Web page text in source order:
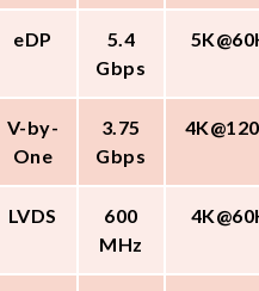
eDP
5.4
Gbps
V-by-
One
3.75
Gbps
LVDS
600
MHz